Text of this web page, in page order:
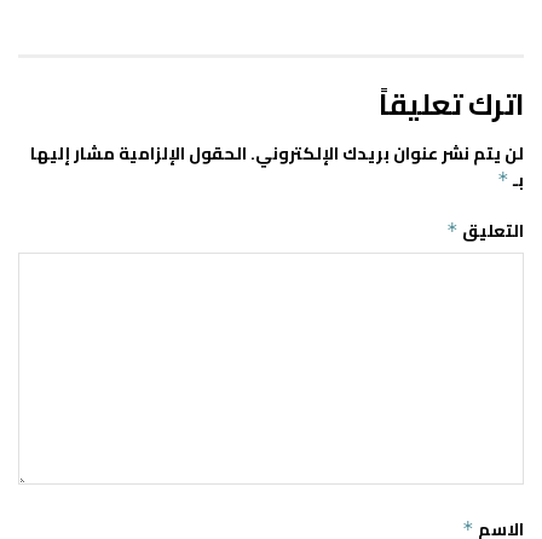
اترك تعليقاً
لن يتم نشر عنوان بريدك الإلكتروني.الحقول الإلزامية مشار إليها
بـ *
التعليق *
الاسم *